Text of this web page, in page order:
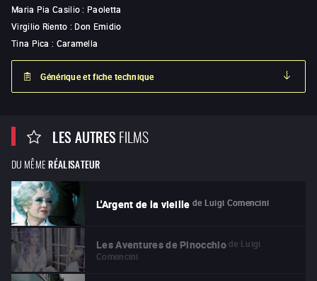
Maria Pia Casilio: Paoletta
Virgilio Riento : Don Emidio
Tina Pica : Caramella
Générique et fiche technique
LES AUTRESFILMS
DU MÊME RÉALISATEUR
L'Argent de la vieille de Luigi Comencini
Les Aventures de Pinocchio de Luigi
Comencini